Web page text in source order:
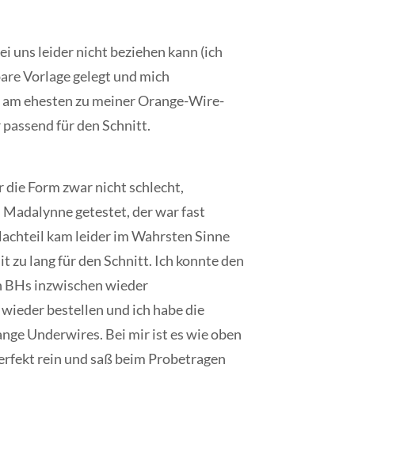
uns leider nicht beziehen kann (ich
Vorlage gelegt und mich
ehesten zu meiner Orange-Wire-
für den Schnitt.
die Form zwar nicht schlecht,
getestet, der war fast
kam leider im Wahrsten Sinne
zu lang für den Schnitt. Ich konnte den
BHs inzwischen wieder
bestellen und ich habe die
Underwires. Bei mir ist es wie oben
rein und saß beim Probetragen